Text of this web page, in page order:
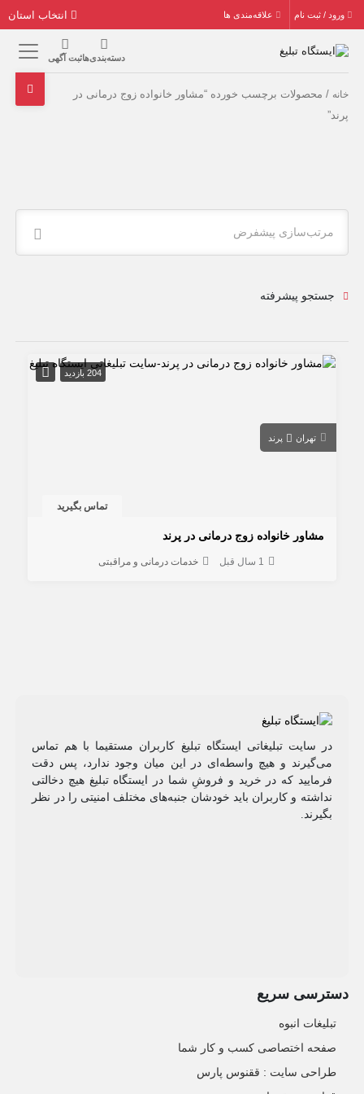
ورود / ثبت نام علاقه‌مندی ها
دسته‌بندی‌هاثبت آگهی
خانه / محصولات برچسب خورده “مشاور خانواده زوج درمانی در
پرند”
مرتب‌سازی پیشفرض
جستجو پیشرفته
204 بازدید
تهران پرند
تماس بگیرید
مشاور خانواده زوج درمانی در پرند
1 سال قبل خدمات درمانی و مراقبتی
در سایت تبلیغاتی ایستگاه تبلیغ کاربران مستقیما با هم تماس
می‌گیرند و هیچ واسطه‌ای در این میان وجود ندارد، پس دقت
فرمایید که در خرید و فروشِ شما در ایستگاه تبلیغ هیچ دخالتی
نداشته و کاربران باید خودشان جنبه‌های مختلف امنیتی را در نظر
بگیرند.
دسترسی سریع
تبلیغات انبوه
صفحه اختصاصی کسب و کار شما
طراحی سایت :‌ ققنوس پارس